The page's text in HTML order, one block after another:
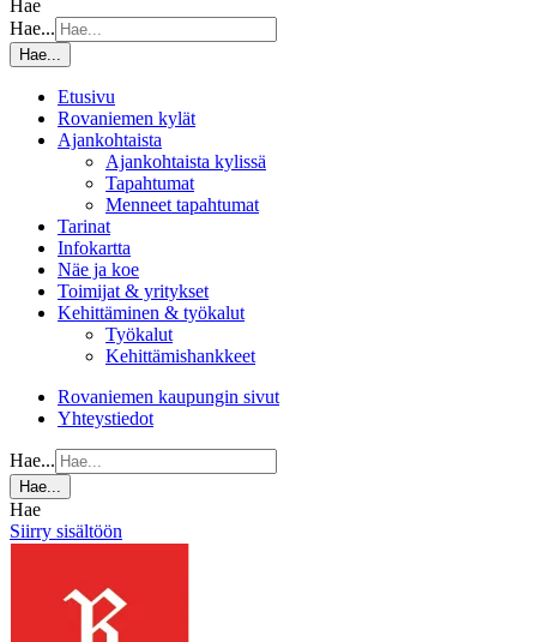
Hae
Hae...
Hae...
Etusivu
Rovaniemen kylät
Ajankohtaista
Ajankohtaista kylissä
Tapahtumat
Menneet tapahtumat
Tarinat
Infokartta
Näe ja koe
Toimijat & yritykset
Kehittäminen & työkalut
Työkalut
Kehittämishankkeet
Rovaniemen kaupungin sivut
Yhteystiedot
Hae...
Hae...
Hae
Siirry sisältöön